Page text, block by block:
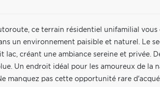
ce terrain résidentiel unifamilial
un environnement paisible et naturel. Le
lac, créant une ambiance sereine et privée.
Un endroit idéal pour les amoureux de la
manquez pas cette opportunité rare